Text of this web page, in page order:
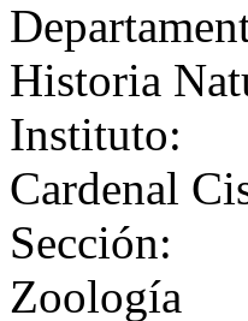
Historia
Instituto:
Cardenal
Sección:
Zoología